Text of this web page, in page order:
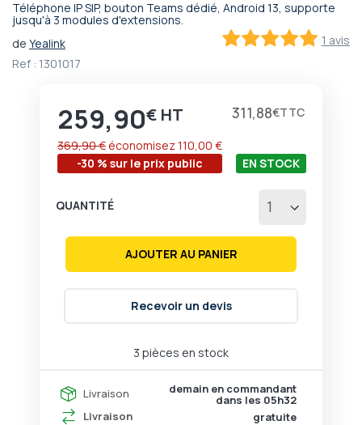
Téléphone IP SIP, bouton Teams dédié, Android 13, supporte
jusqu'à 3 modules d'extensions.
1 avis
de Yealink
Ref : 1301017
Prix
259,90€ 311,88€
-30 % sur le prix public
369,90 € économisez110,00 €
3 pièces en stock
EN STOCK
Livraison demain en commandant
dans les 05h32
Livraison
gratuite
QUANTITÉ
AJOUTER AU PANIER
Recevoir un devis
Passer
début
de
d’images